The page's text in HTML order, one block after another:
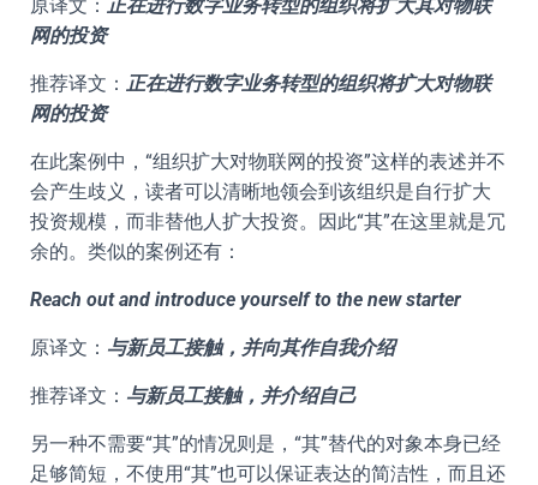
原译文： 正在进行数字业务转型的组织将扩大其对物联
网的投资
推荐译文： 正在进行数字业务转型的组织将扩大对物联
网的投资
在此案例中，“组织扩大对物联网的投资”这样的表述并不
会产生歧义，读者可以清晰地领会到该组织是自行扩大
投资规模，而非替他人扩大投资。因此“其”在这里就是冗
余的。类似的案例还有：
Reach out and introduce yourself to the new starter
原译文： 与新员工接触，并向其作自我介绍
推荐译文： 与新员工接触，并介绍自己
另一种不需要“其”的情况则是，“其”替代的对象本身已经
足够简短，不使用“其”也可以保证表达的简洁性，而且还